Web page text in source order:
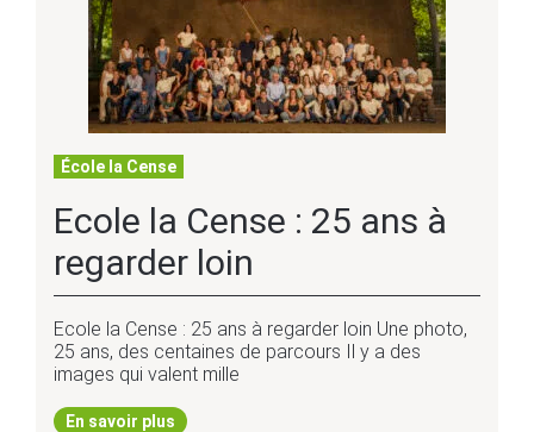
École la Cense
Ecole la Cense : 25 ans à
regarder loin
Ecole la Cense : 25 ans à regarder loin Une photo,
25 ans, des centaines de parcours Il y a des
images qui valent mille
En savoir plus